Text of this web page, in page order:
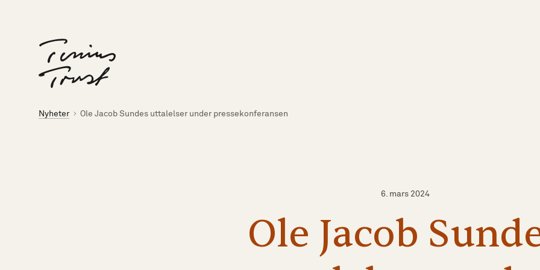
Til forsiden
Brødsmulesti
Nyheter Ole Jacob Sundes uttalelser under pressekonferansen
6. mars 2024
Ole Jacob